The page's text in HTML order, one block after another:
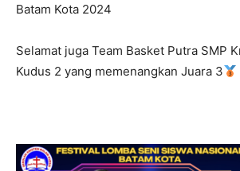
Batam Kota 2024
Selamat juga Team Basket Putra SMP
Kudus 2 yang memenangkan Juara 3